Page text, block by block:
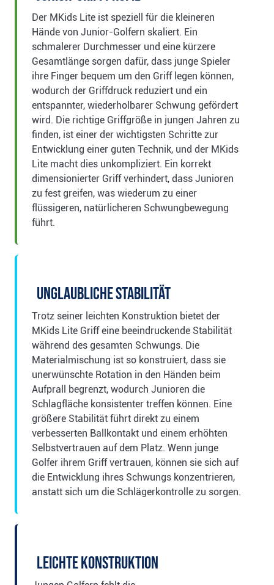
Der MKids Lite ist speziell für die kleineren
Hände von Junior-Golfern skaliert. Ein
schmalerer Durchmesser und eine kürzere
Gesamtlänge sorgen dafür, dass junge Spieler
ihre Finger bequem um den Griff legen können,
wodurch der Griffdruck reduziert und ein
entspannter, wiederholbarer Schwung gefördert
wird. Die richtige Griffgröße in jungen Jahren zu
finden, ist einer der wichtigsten Schritte zur
Entwicklung einer guten Technik, und der MKids
Lite macht dies unkompliziert. Ein korrekt
dimensionierter Griff verhindert, dass Junioren
zu fest greifen, was wiederum zu einer
flüssigeren, natürlicheren Schwungbewegung
führt.
Unglaubliche Stabilität
Trotz seiner leichten Konstruktion bietet der
MKids Lite Griff eine beeindruckende Stabilität
während des gesamten Schwungs. Die
Materialmischung ist so konstruiert, dass sie
unerwünschte Rotation in den Händen beim
Aufprall begrenzt, wodurch Junioren die
Schlagfläche konsistenter treffen können. Eine
größere Stabilität führt direkt zu einem
verbesserten Ballkontakt und einem erhöhten
Selbstvertrauen auf dem Platz. Wenn junge
Golfer ihrem Griff vertrauen, können sie sich auf
die Entwicklung ihres Schwungs konzentrieren,
anstatt sich um die Schlägerkontrolle zu sorgen.
Leichte Konstruktion